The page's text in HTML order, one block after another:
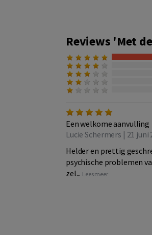
Reviews 'Met
Een welkome aanvulling
Lucie Schermers | 21 juni
Helder en prettig
psychische problemen
zel... Lees meer